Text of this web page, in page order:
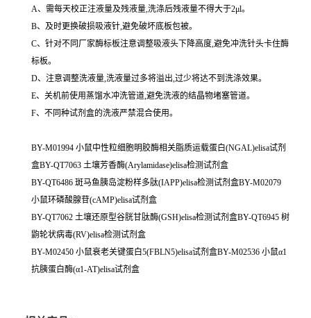
A、需每天校正注液量及残液量,洗涤后残液量不得大于2μl。
B、及时更换破损吸液针,避免破坏底板包被。
C、针对不同厂家酶标板注意调整吸液头下降高度,避免冲洗针头卡住酶
标板。
D、注意调整洗液量,洗液量过多将溢出,过少将达不到洗涤效果。
E、关机前使用蒸馏水冲洗管道,避免洗液的结晶物堵塞管道。
F、不同种试剂盒的洗液严禁混合使用。
BY-M01994 小鼠中性粒细胞明胶酶相关脂质运载蛋白(NGAL)elisa试剂
盒BY-QT7063 土壤芳香酶(Arylamidase)elisa检测试剂盒
BY-QT6486 斑马鱼胰岛淀粉样多肽(IAPP)elisa检测试剂盒BY-M02079
小鼠环磷酸腺苷(cAMP)elisa试剂盒
BY-QT7062 土壤还原型谷胱甘肽酶(GSH)elisa检测试剂盒BY-QT6945 树
鼩轮状病毒(RV)elisa检测试剂盒
BY-M02450 小鼠衰老关键蛋白5(FBLN5)elisa试剂盒BY-M02536 小鼠α1
抗胰蛋白酶(α1-AT)elisa试剂盒